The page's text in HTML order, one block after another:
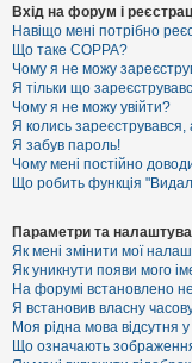
є
с
т
р
а
ц
і
я
Т
м
и
б
е
з
в
і
д
п
Вхід на форум і
Навіщо мені потрібно
Що таке COPPA?
Чому я не можу
Я тільки що
Чому я не можу увійти?
Я колись
Я забув пароль!
Чому мені постійно
Що робить функція
Параметри та
Як мені змінити мої
Як уникнути появи мого
На форумі встановлено
Я встановив власну
Моя рідна мова відсутня у
Що означають